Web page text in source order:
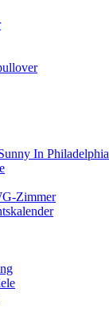
In Philadelphia
Zimmer